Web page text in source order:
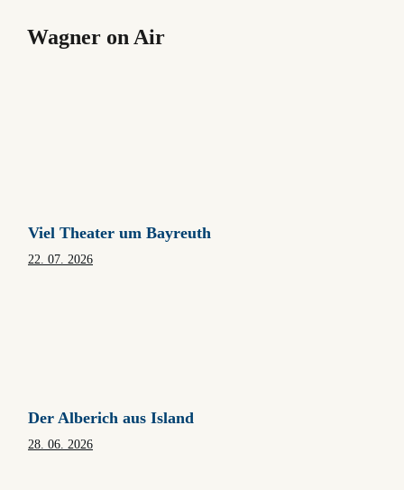
Wagner on Air
Viel Theater um Bayreuth
22. 07. 2026
Der Alberich aus Island
28. 06. 2026